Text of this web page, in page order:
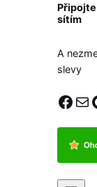
sítím
A
slevy
Facebook E-mail